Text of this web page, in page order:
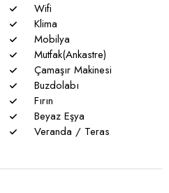
nüfus artışı nedeniyle
yaşanabilmektedir.
Wifi
Klima
Mobilya
Mutfak(Ankastre)
Çamaşır Makinesi
Buzdolabı
Fırın
Beyaz Eşya
Veranda / Teras